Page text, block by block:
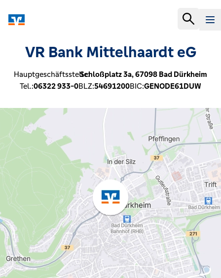
VR Bank Mittelhaardt eG
Hauptgeschäftsstelle:Schloßplatz 3a,67098 Bad Dürkheim
Tel.:06322 933-0BLZ:54691200BIC:GENODE61DUW